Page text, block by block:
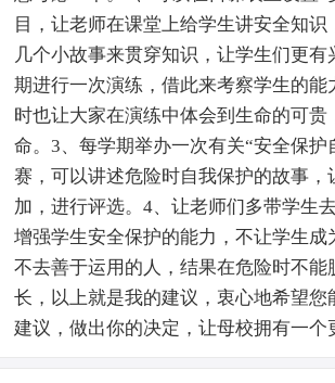
目，让老师在课堂上给学生讲安全知识
几个小故事来贯穿知识，让学生们更有
期进行一次演练，借此来考察学生的能
时也让大家在演练中体会到生命的可贵
命。3、每学期举办一次有关“安全保护
赛，可以讲述危险时自我保护的故事，
加，进行评选。4、让老师们多带学生
增强学生安全保护的能力，不让学生成
不去善于运用的人，结果在危险时不能
长，以上就是我的建议，衷心地希望您
建议，做出你的决定，让母校拥有一个